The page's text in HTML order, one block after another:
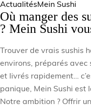
ActualitésMein Sushi
Où manger des
? Mein Sushi
Trouver de vrais sushis
environs, préparés avec
et livrés rapidement…
panique, Mein Sushi est
Notre ambition ? Offrir